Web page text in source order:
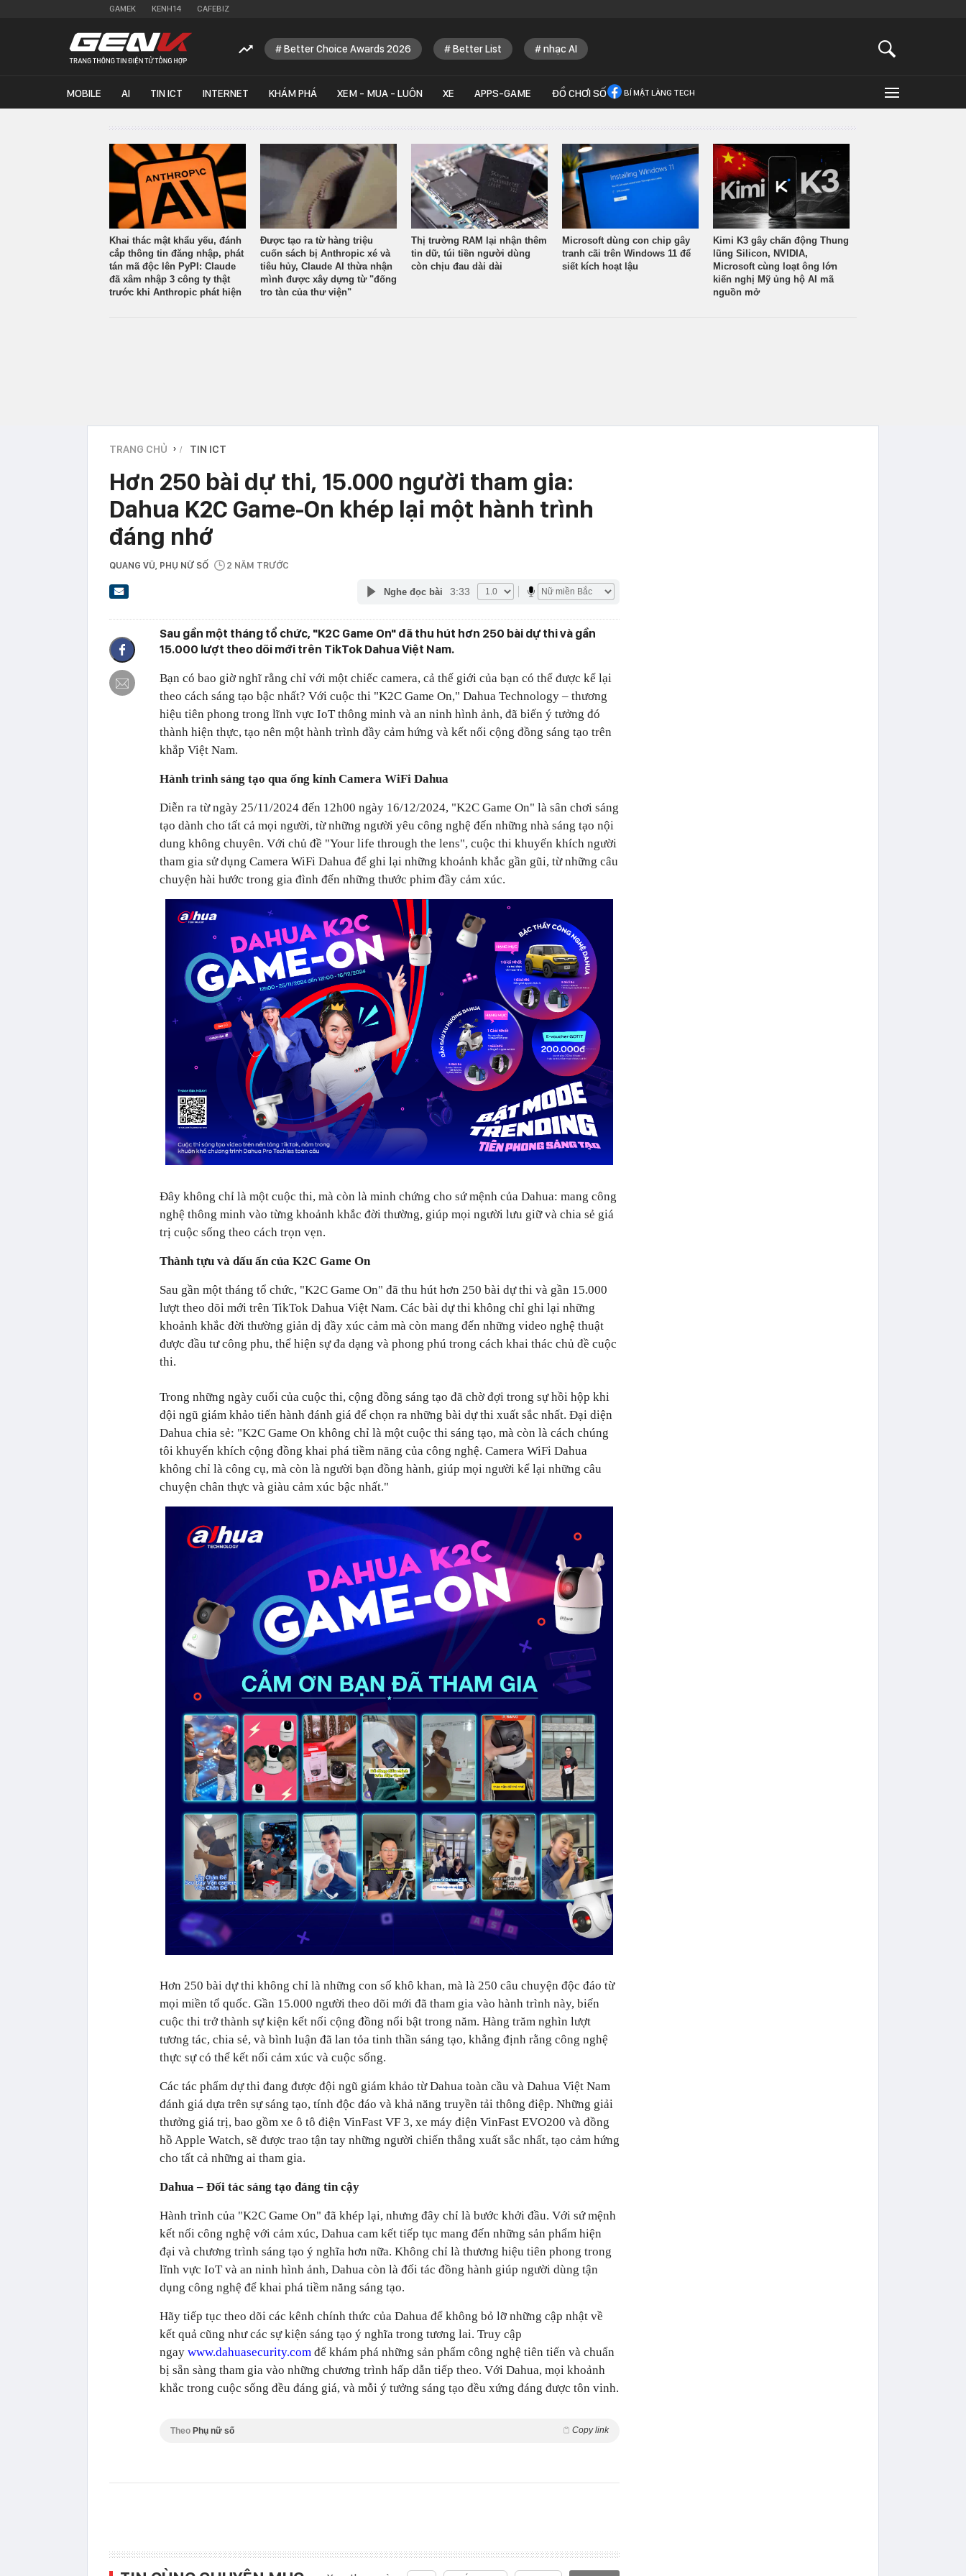
GAMEK KENH14 CAFEBIZ
Better Choice Awards 2026 Better List nhạc AI
MOBILE AI TIN ICT INTERNET KHÁM PHÁ XEM - MUA - LUÔN XE APPS-GAME ĐỒ CHƠI SỐ BÍ MẬT LÀNG TECH
Khai thác mật khẩu yếu, đánh
cắp thông tin đăng nhập, phát
tán mã độc lên PyPI: Claude
đã xâm nhập 3 công ty thật
trước khi Anthropic phát hiện
Được tạo ra từ hàng triệu
cuốn sách bị Anthropic xé và
tiêu hủy, Claude AI thừa nhận
mình được xây dựng từ "đống
tro tàn của thư viện"
Thị trường RAM lại nhận thêm
tin dữ, túi tiền người dùng
còn chịu đau dài dài
Microsoft dùng con chip gây
tranh cãi trên Windows 11 để
siết kích hoạt lậu
Kimi K3 gây chấn động Thung
lũng Silicon, NVIDIA,
Microsoft cùng loạt ông lớn
kiến nghị Mỹ ủng hộ AI mã
nguồn mở
TRANG CHỦ › TIN ICT
Hơn 250 bài dự thi, 15.000 người tham gia:
Dahua K2C Game-On khép lại một hành trình
đáng nhớ
QUANG VŨ , PHỤ NỮ SỐ 2 NĂM TRƯỚC
Nghe đọc bài 3:33
Sau gần một tháng tổ chức, "K2C Game On" đã thu hút hơn 250 bài dự thi và gần
15.000 lượt theo dõi mới trên TikTok Dahua Việt Nam.
Bạn có bao giờ nghĩ rằng chỉ với một chiếc camera, cả thế giới của bạn có thể được kể lại
theo cách sáng tạo bậc nhất? Với cuộc thi "K2C Game On," Dahua Technology – thương
hiệu tiên phong trong lĩnh vực IoT thông minh và an ninh hình ảnh, đã biến ý tưởng đó
thành hiện thực, tạo nên một hành trình đầy cảm hứng và kết nối cộng đồng sáng tạo trên
khắp Việt Nam.
Hành trình sáng tạo qua ống kính Camera WiFi Dahua
Diễn ra từ ngày 25/11/2024 đến 12h00 ngày 16/12/2024, "K2C Game On" là sân chơi sáng
tạo dành cho tất cả mọi người, từ những người yêu công nghệ đến những nhà sáng tạo nội
dung không chuyên. Với chủ đề "Your life through the lens", cuộc thi khuyến khích người
tham gia sử dụng Camera WiFi Dahua để ghi lại những khoảnh khắc gần gũi, từ những câu
chuyện hài hước trong gia đình đến những thước phim đầy cảm xúc.
Đây không chỉ là một cuộc thi, mà còn là minh chứng cho sứ mệnh của Dahua: mang công
nghệ thông minh vào từng khoảnh khắc đời thường, giúp mọi người lưu giữ và chia sẻ giá
trị cuộc sống theo cách trọn vẹn.
Thành tựu và dấu ấn của K2C Game On
Sau gần một tháng tổ chức, "K2C Game On" đã thu hút hơn 250 bài dự thi và gần 15.000
lượt theo dõi mới trên TikTok Dahua Việt Nam. Các bài dự thi không chỉ ghi lại những
khoảnh khắc đời thường giản dị đầy xúc cảm mà còn mang đến những video nghệ thuật
được đầu tư công phu, thể hiện sự đa dạng và phong phú trong cách khai thác chủ đề cuộc
thi.
Trong những ngày cuối của cuộc thi, cộng đồng sáng tạo đã chờ đợi trong sự hồi hộp khi
đội ngũ giám khảo tiến hành đánh giá để chọn ra những bài dự thi xuất sắc nhất. Đại diện
Dahua chia sẻ: "K2C Game On không chỉ là một cuộc thi sáng tạo, mà còn là cách chúng
tôi khuyến khích cộng đồng khai phá tiềm năng của công nghệ. Camera WiFi Dahua
không chỉ là công cụ, mà còn là người bạn đồng hành, giúp mọi người kể lại những câu
chuyện chân thực và giàu cảm xúc bậc nhất."
Hơn 250 bài dự thi không chỉ là những con số khô khan, mà là 250 câu chuyện độc đáo từ
mọi miền tổ quốc. Gần 15.000 người theo dõi mới đã tham gia vào hành trình này, biến
cuộc thi trở thành sự kiện kết nối cộng đồng nổi bật trong năm. Hàng trăm nghìn lượt
tương tác, chia sẻ, và bình luận đã lan tỏa tinh thần sáng tạo, khẳng định rằng công nghệ
thực sự có thể kết nối cảm xúc và cuộc sống.
Các tác phẩm dự thi đang được đội ngũ giám khảo từ Dahua toàn cầu và Dahua Việt Nam
đánh giá dựa trên sự sáng tạo, tính độc đáo và khả năng truyền tải thông điệp. Những giải
thưởng giá trị, bao gồm xe ô tô điện VinFast VF 3, xe máy điện VinFast EVO200 và đồng
hồ Apple Watch, sẽ được trao tận tay những người chiến thắng xuất sắc nhất, tạo cảm hứng
cho tất cả những ai tham gia.
Dahua – Đối tác sáng tạo đáng tin cậy
Hành trình của "K2C Game On" đã khép lại, nhưng đây chỉ là bước khởi đầu. Với sứ mệnh
kết nối công nghệ với cảm xúc, Dahua cam kết tiếp tục mang đến những sản phẩm hiện
đại và chương trình sáng tạo ý nghĩa hơn nữa. Không chỉ là thương hiệu tiên phong trong
lĩnh vực IoT và an ninh hình ảnh, Dahua còn là đối tác đồng hành giúp người dùng tận
dụng công nghệ để khai phá tiềm năng sáng tạo.
Hãy tiếp tục theo dõi các kênh chính thức của Dahua để không bỏ lỡ những cập nhật về
kết quả cũng như các sự kiện sáng tạo ý nghĩa trong tương lai. Truy cập
ngay www.dahuasecurity.com để khám phá những sản phẩm công nghệ tiên tiến và chuẩn
bị sẵn sàng tham gia vào những chương trình hấp dẫn tiếp theo. Với Dahua, mọi khoảnh
khắc trong cuộc sống đều đáng giá, và mỗi ý tưởng sáng tạo đều xứng đáng được tôn vinh.
Theo Phụ nữ số Copy link